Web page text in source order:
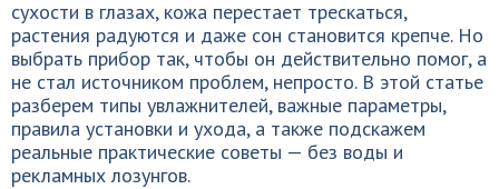
сухости в глазах, кожа перестает трескаться,
растения радуются и даже сон становится крепче. Но
выбрать прибор так, чтобы он действительно помог, а
не стал источником проблем, непросто. В этой статье
разберем типы увлажнителей, важные параметры,
правила установки и ухода, а также подскажем
реальные практические советы — без воды и
рекламных лозунгов.